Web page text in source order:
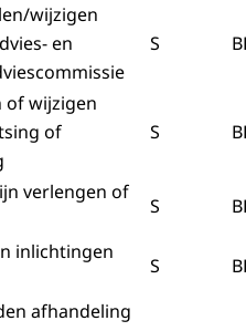
wijzigen
en
S
of wijzigen
of
S
verlengen of
S
inlichtingen
S
afhandeling